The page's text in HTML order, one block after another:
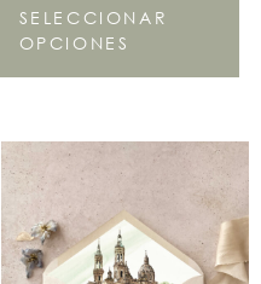
SELECCIONAR
OPCIONES